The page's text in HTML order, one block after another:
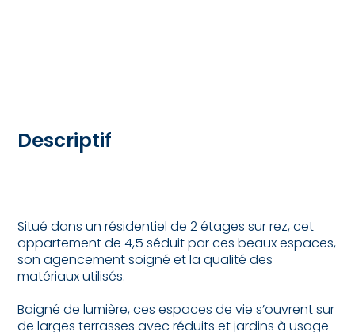
Descriptif
Situé dans un résidentiel de 2 étages sur rez, cet
appartement de 4,5 séduit par ces beaux espaces,
son agencement soigné et la qualité des
matériaux utilisés.
Baigné de lumière, ces espaces de vie s’ouvrent sur
de larges terrasses avec réduits et jardins à usage